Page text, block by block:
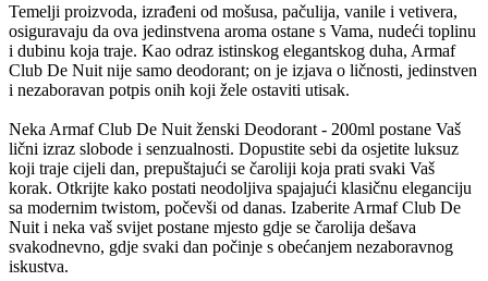
Temelji proizvoda, izrađeni od mošusa, pačulija, vanile i vetivera,
osiguravaju da ova jedinstvena aroma ostane s Vama, nudeći toplinu
i dubinu koja traje. Kao odraz istinskog elegantskog duha, Armaf
Club De Nuit nije samo deodorant; on je izjava o ličnosti, jedinstven
i nezaboravan potpis onih koji žele ostaviti utisak.
Neka Armaf Club De Nuit ženski Deodorant - 200ml postane Vaš
lični izraz slobode i senzualnosti. Dopustite sebi da osjetite luksuz
koji traje cijeli dan, prepuštajući se čaroliji koja prati svaki Vaš
korak. Otkrijte kako postati neodoljiva spajajući klasičnu eleganciju
sa modernim twistom, počevši od danas. Izaberite Armaf Club De
Nuit i neka vaš svijet postane mjesto gdje se čarolija dešava
svakodnevno, gdje svaki dan počinje s obećanjem nezaboravnog
iskustva.